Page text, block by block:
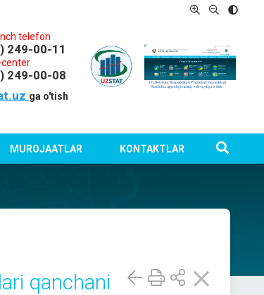
telefon
249-00-11
center
249-00-08
ga o'tish
MUROJAATLAR KONTAKTLAR
qanchani